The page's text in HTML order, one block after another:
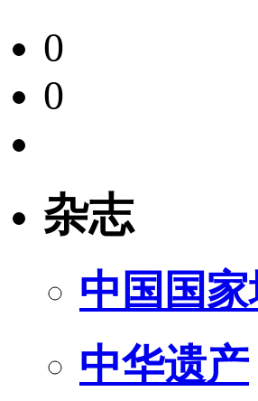
0
0
杂志
中国国
中华遗产